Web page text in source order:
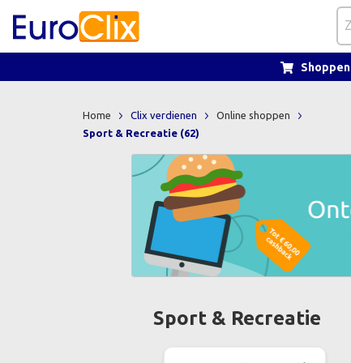
Shoppen
Home Clix verdienen
Online shoppen
Sport & Recreatie (62)
Sport & Recreatie